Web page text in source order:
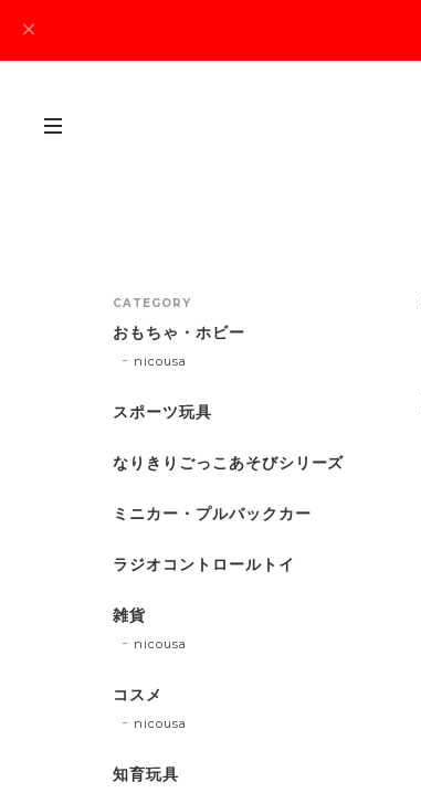
CATEGORY
おもちゃ・ホビー
nicousa
スポーツ玩具
なりきりごっこあそびシリーズ
ミニカー・プルバックカー
ラジオコントロールトイ
雑貨
nicousa
コスメ
nicousa
知育玩具